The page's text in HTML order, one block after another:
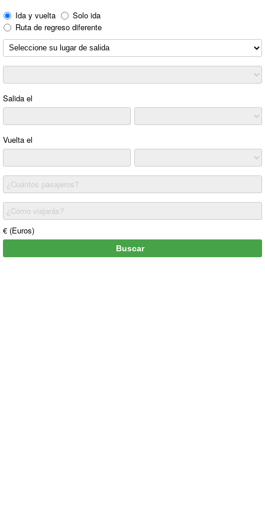
Ida y vuelta
Solo ida
Ruta de regreso diferente
Salida el
Vuelta el
¿Cuántos pasajeros?
¿Cómo viajarás?
€ (Euros)
Buscar